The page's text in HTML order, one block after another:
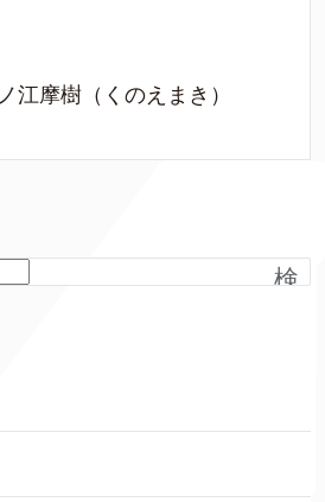
江摩樹（くのえまき）
検